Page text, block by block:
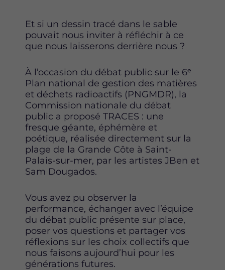
Content
Et si un dessin tracé dans le sable
pouvait nous inviter à réfléchir à ce
que nous laisserons derrière nous ?
À l’occasion du débat public sur le 6ᵉ
Plan national de gestion des matières
et déchets radioactifs (PNGMDR), la
Commission nationale du débat
public a proposé TRACES : une
fresque géante, éphémère et
poétique, réalisée directement sur la
plage de la Grande Côte à Saint-
Palais-sur-mer, par les artistes JBen et
Sam Dougados.
Vous avez pu observer la
performance, échanger avec l’équipe
du débat public présente sur place,
poser vos questions et partager vos
réflexions sur les choix collectifs que
nous faisons aujourd’hui pour les
générations futures.